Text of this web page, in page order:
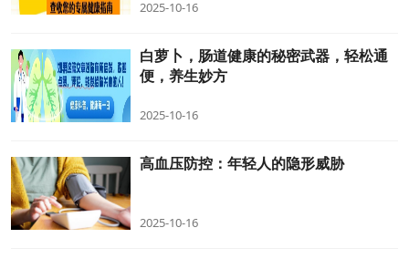
2025-10-16
白萝卜，肠道健康的秘密武器，轻松通
便，养生妙方
2025-10-16
高血压防控：年轻人的隐形威胁
2025-10-16